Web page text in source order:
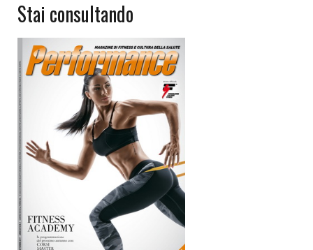
Stai consultando